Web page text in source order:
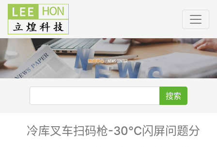
搜索
冷库叉车扫码枪-30℃闪屏问题分